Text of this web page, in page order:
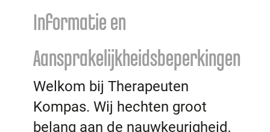
Informatie en
Aansprakelijkheidsbeperkingen
Welkom bij Therapeuten
Kompas. Wij hechten groot
belang aan de nauwkeurigheid,